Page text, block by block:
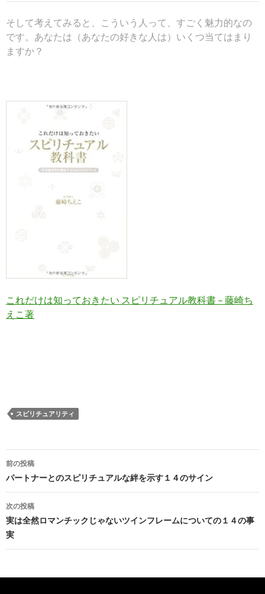
そして考えてみると、こういう人って、すごく魅力的なの
です。あなたは（あなたの好きな人は）いくつ当てはまり
ますか？
これだけは知っておきたい スピリチュアル教科書 – 藤崎ち
えこ著
スピリチュアリティ
投
稿
ナ
ビ
ゲ
シ
前の投稿
パートナーとのスピリチュアルな絆を示す１４のサイン
次の投稿
実は全然ロマンチックじゃないツインフレームについての１４の事
実